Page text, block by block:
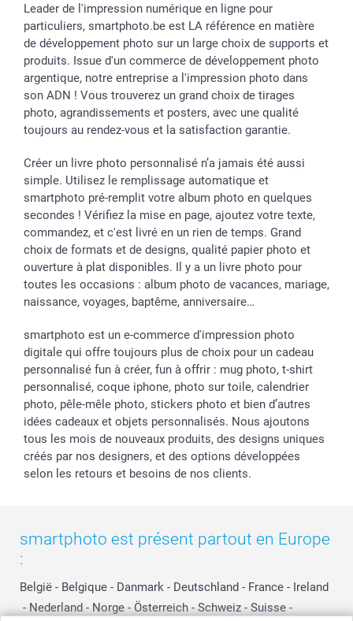
Calendrier photos & Agendas photo
Dénicheur d'idées cadeau
Toussaint
Rentrée des classes
Communion
Saint-Valentin
Vacances
Plaintes
Conditions générales
Vie privée
Gestion des cookies
Tarifs
Investisseurs
Droit de rétractation
smartfriends
Modes de paiement
Modes de livraison
Grandes Quantités
Statut de ma commande
Leader de l'impression numérique en ligne pour
particuliers, smartphoto.be est LA référence en matière
de développement photo sur un large choix de supports et
produits. Issue d'un commerce de développement photo
argentique, notre entreprise a l'impression photo dans
son ADN ! Vous trouverez un grand choix de tirages
photo, agrandissements et posters, avec une qualité
toujours au rendez-vous et la satisfaction garantie.
Créer un livre photo personnalisé n’a jamais été aussi
simple. Utilisez le remplissage automatique et
smartphoto pré-remplit votre album photo en quelques
secondes ! Vérifiez la mise en page, ajoutez votre texte,
commandez, et c'est livré en un rien de temps. Grand
choix de formats et de designs, qualité papier photo et
ouverture à plat disponibles. Il y a un livre photo pour
toutes les occasions : album photo de vacances, mariage,
naissance, voyages, baptême, anniversaire…
smartphoto est un e-commerce d'impression photo
digitale qui offre toujours plus de choix pour un cadeau
personnalisé fun à créer, fun à offrir : mug photo, t-shirt
personnalisé, coque iphone, photo sur toile, calendrier
photo, pêle-mêle photo, stickers photo et bien d’autres
idées cadeaux et objets personnalisés. Nous ajoutons
tous les mois de nouveaux produits, des designs uniques
créés par nos designers, et des options développées
selon les retours et besoins de nos clients.
smartphoto est présent partout en Europe
:
België - Belgique - Danmark - Deutschland - France - Ireland
- Nederland - Norge - Österreich - Schweiz - Suisse -